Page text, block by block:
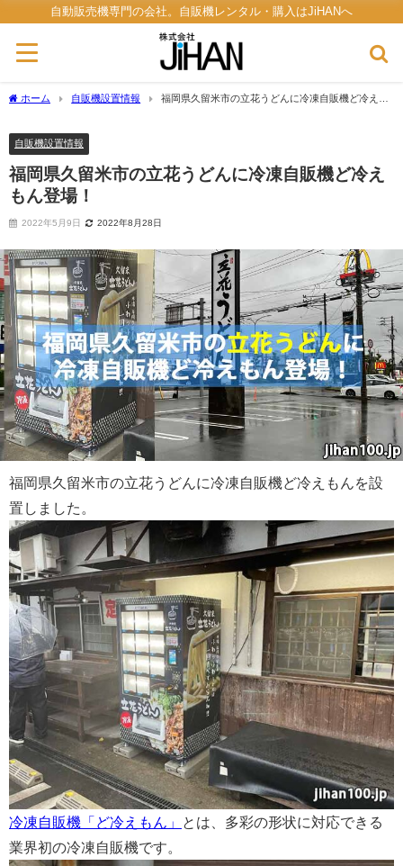
自動販売機専門の会社。自販機レンタル・購入はJiHANへ
ホーム 自販機設置情報
福岡県久留米市の立花うどんに冷凍自販機ど冷えも
自販機設置情報
福岡県久留米市の立花うどんに冷凍自販機ど冷え
もん登場！
2022年5月9日 2022年8月28日
福岡県久留米市の立花うどんに冷凍自販機ど冷えもんを設
置しました。
冷凍自販機「 ど冷えもん」
とは、多彩の形状に対応できる
業界初の冷凍自販機です。